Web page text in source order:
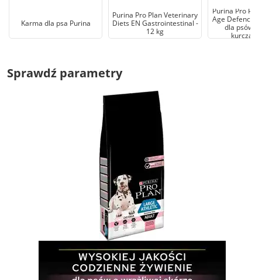
Karma dla psa Purina
Purina Pro Plan Veterinary
Diets EN Gastrointestinal -
12 kg
Purina Pro
Age Defence
dla psów
Sprawdź parametry